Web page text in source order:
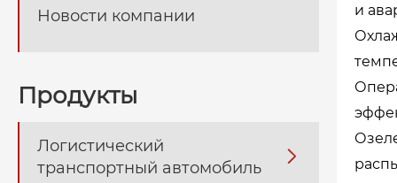
Новости компании
Продукты
Логистический
транспортный автомобиль

и